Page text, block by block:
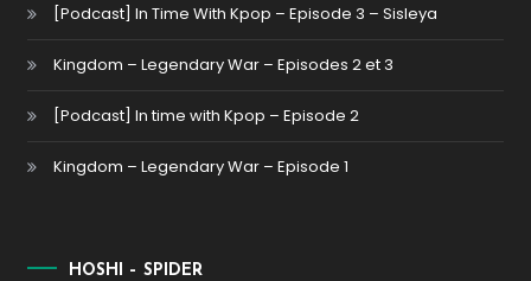
[Podcast] In Time With Kpop – Episode 3 – Sisleya
Kingdom – Legendary War – Episodes 2 et 3
[Podcast] In time with Kpop – Episode 2
Kingdom – Legendary War – Episode 1
HOSHI – SPIDER